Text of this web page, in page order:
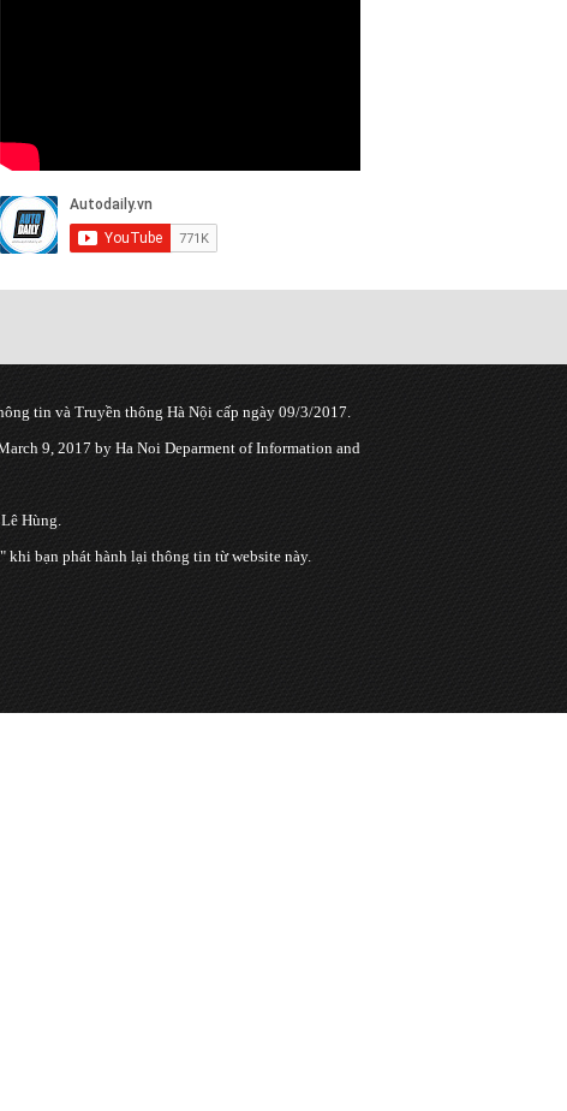
tin và Truyền thông Hà Nội cấp ngày 09/3/2017.
9, 2017 by Ha Noi Deparment of Information and
Hùng.
bạn phát hành lại thông tin từ website này.